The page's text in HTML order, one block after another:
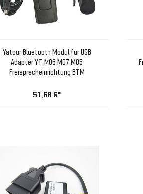
Yatour Bluetooth Modul für USB
Adapter YT-M06 M07 M05
Freisprecheinrichtung BTM
51,68 €*